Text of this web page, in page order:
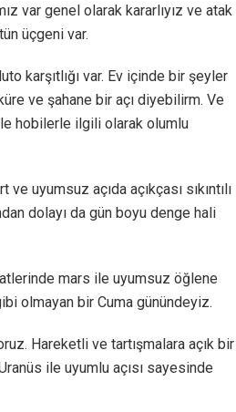
var genel olarak kararlıyız ve atak
üçgeni var.
karşıtlığı var. Ev içinde bir şeyler
ve şahane bir açı diyebilirm. Ve
hobilerle ilgili olarak olumlu
uyumsuz açıda açıkçası sıkıntılı
dolayı da gün boyu denge hali
mars ile uyumsuz öğlene
olmayan bir Cuma günündeyiz.
Hareketli ve tartışmalara açık bir
ile uyumlu açısı sayesinde